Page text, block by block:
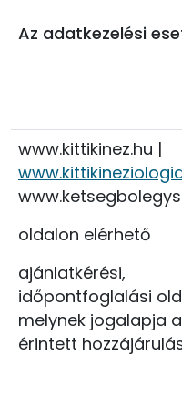
Az adatkezelési
www.kittikinez.hu |
oldalon elérhető
ajánlatkérési,
időpontfoglalási
melynek jogalapja
érintett